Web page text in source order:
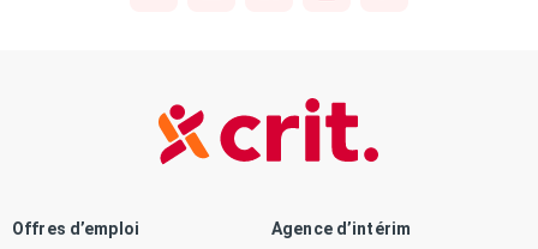
Offres d’emploi Agence d’intérim